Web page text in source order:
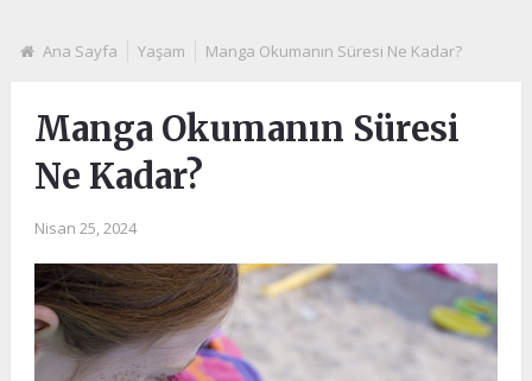
Ana Sayfa Yaşam Manga Okumanın Süresi Ne Kadar?
Manga Okumanın Süresi
Ne Kadar?
Nisan 25, 2024